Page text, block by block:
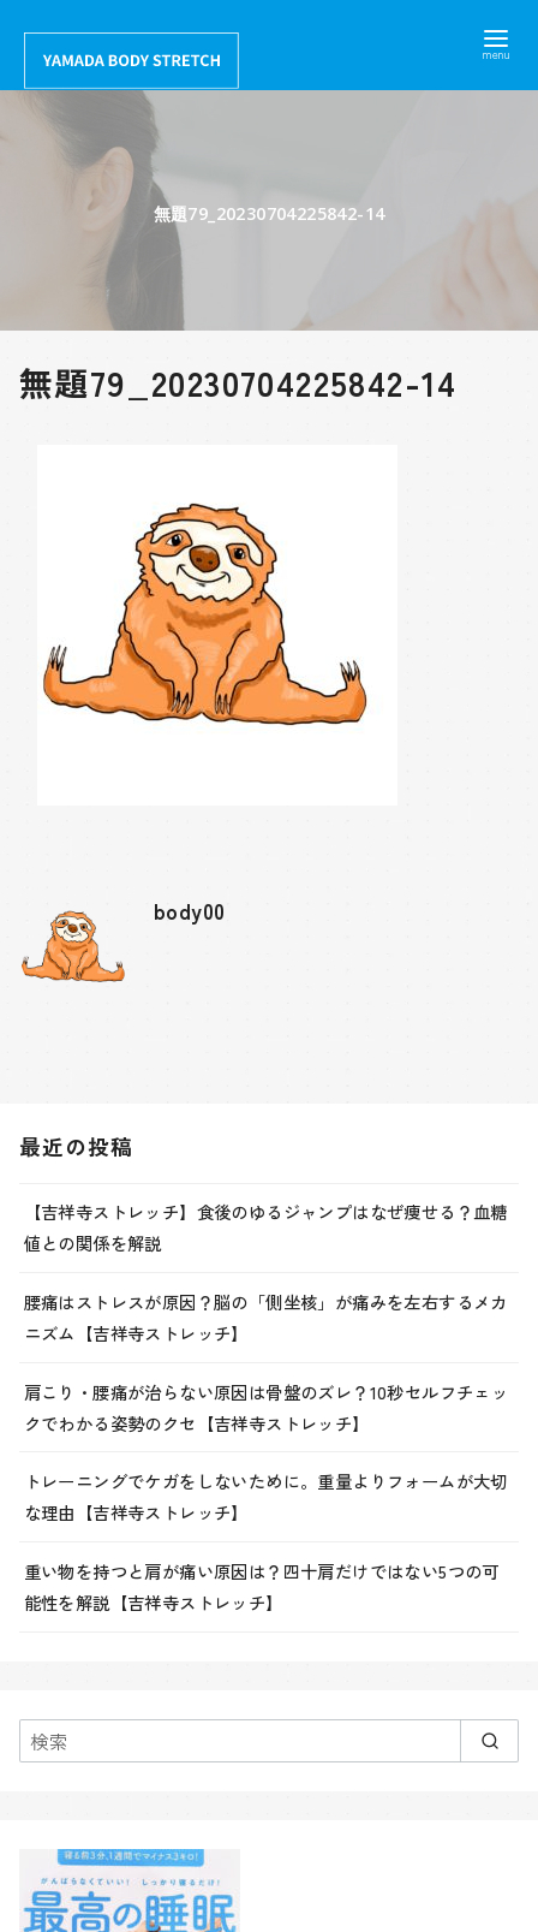
テ
無題79_20230704225842-14
無題79_20230704225842-14
body00
最近の投稿
【吉祥寺ストレッチ】食後のゆるジャンプはなぜ痩せる？血糖
値との関係を解説
腰痛はストレスが原因？脳の「側坐核」が痛みを左右するメカ
ニズム【吉祥寺ストレッチ】
肩こり・腰痛が治らない原因は骨盤のズレ？10秒セルフチェッ
クでわかる姿勢のクセ【吉祥寺ストレッチ】
トレーニングでケガをしないために。重量よりフォームが大切
な理由【吉祥寺ストレッチ】
重い物を持つと肩が痛い原因は？四十肩だけではない5つの可
能性を解説【吉祥寺ストレッチ】